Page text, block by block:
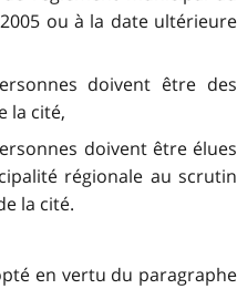
ou à la date ultérieure
doivent être des
la cité,
doivent être élues
régionale au scrutin
la cité.
en vertu du paragraphe